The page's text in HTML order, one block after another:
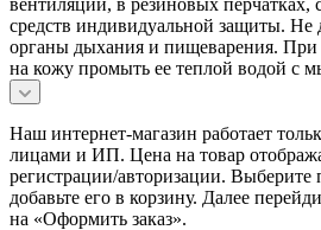
средств индивидуальной защиты. Не
органы дыхания и пищеварения. При
на кожу промыть ее теплой водой с
Наш интернет-магазин работает
лицами и ИП. Цена на товар
регистрации/авторизации.
добавьте его в корзину. Далее
на «Оформить заказ».